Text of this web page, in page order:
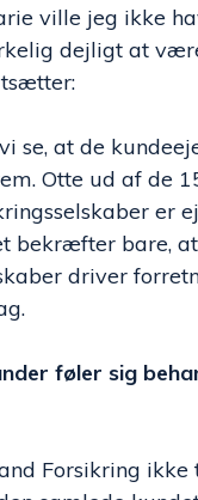
ville jeg ikke
dejligt at
se, at de
Otte ud af de
er
bekræfter bare,
driver
føler sig
Forsikring ikke